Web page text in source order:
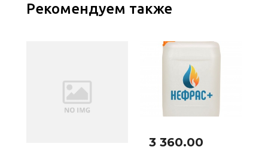
Рекомендуем также
3 360.00